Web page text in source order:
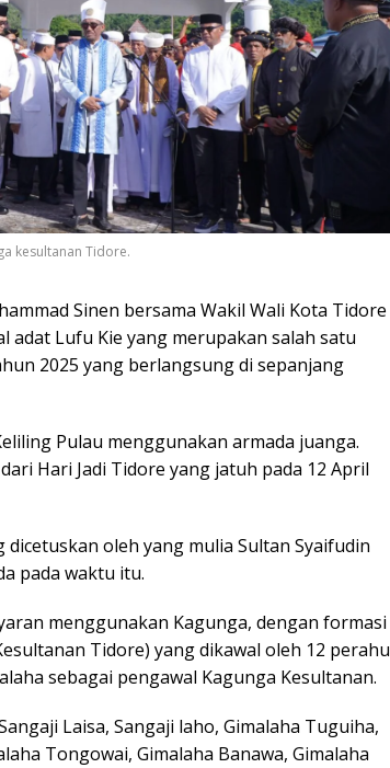
kesultanan Tidore.
Sinen bersama Wakil Wali Kota Tidore
adat Lufu Kie yang merupakan salah satu
2025 yang berlangsung di sepanjang
Pulau menggunakan armada juanga.
Hari Jadi Tidore yang jatuh pada 12 April
oleh yang mulia Sultan Syaifudin
pada waktu itu.
menggunakan Kagunga, dengan formasi
Tidore) yang dikawal oleh 12 perahu
sebagai pengawal Kagunga Kesultanan.
Laisa, Sangaji laho, Gimalaha Tuguiha,
Tongowai, Gimalaha Banawa, Gimalaha